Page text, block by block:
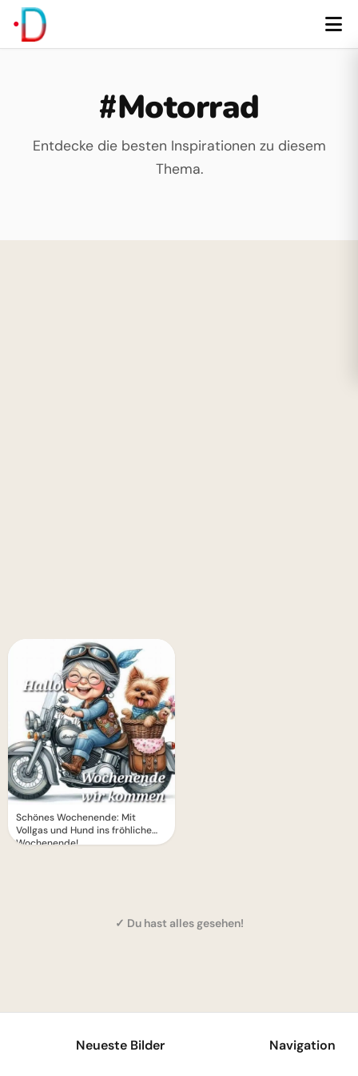
#Motorrad
Entdecke die besten Inspirationen zu diesem
Thema.
Schönes Wochenende: Mit
Vollgas und Hund ins fröhliche
Wochenende!
✓ Du hast alles gesehen!
Neueste Bilder Navigation